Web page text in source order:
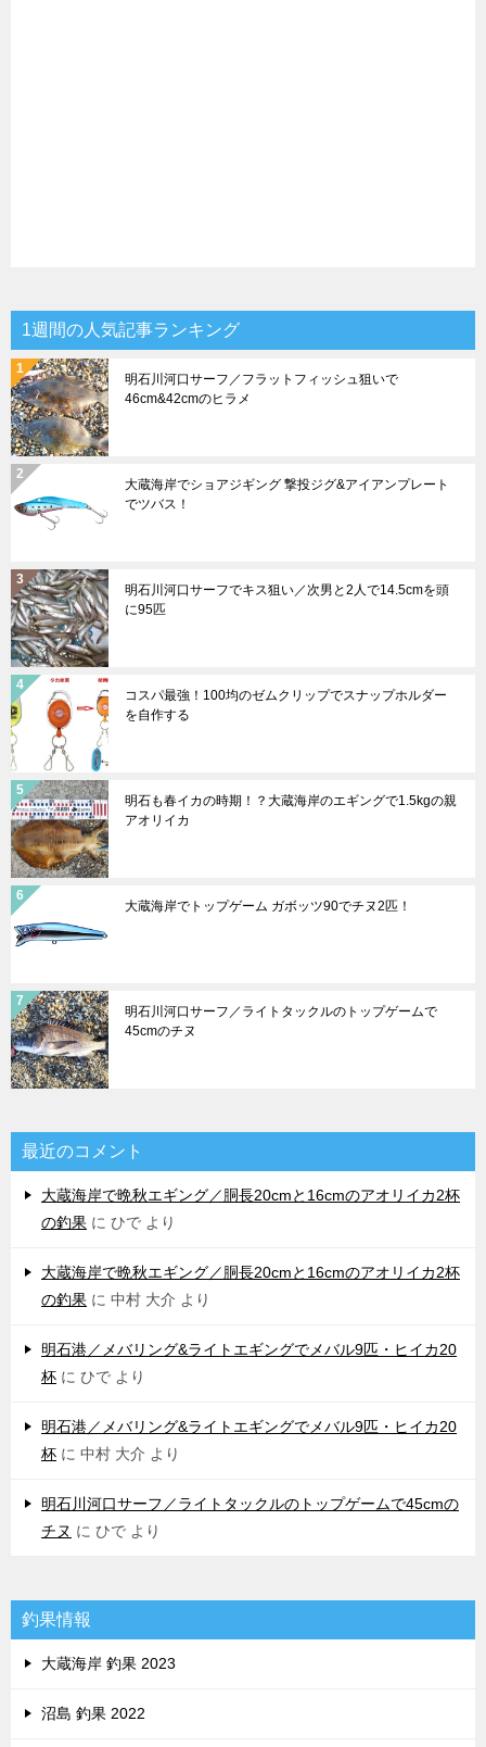
1週間の人気記事ランキング
明石川河口サーフ／フラットフィッシュ狙いで
46cm&42cmのヒラメ
大蔵海岸でショアジギング 撃投ジグ&アイアンプレート
でツバス！
明石川河口サーフでキス狙い／次男と2人で14.5cmを頭
に95匹
コスパ最強！100均のゼムクリップでスナップホルダー
を自作する
明石も春イカの時期！？大蔵海岸のエギングで1.5kgの親
アオリイカ
大蔵海岸でトップゲーム ガボッツ90でチヌ2匹！
明石川河口サーフ／ライトタックルのトップゲームで
45cmのチヌ
最近のコメント
大蔵海岸で晩秋エギング／胴長20cmと16cmのアオリイカ2杯
の釣果 に ひで より
大蔵海岸で晩秋エギング／胴長20cmと16cmのアオリイカ2杯
の釣果 に 中村 大介 より
明石港／メバリング&ライトエギングでメバル9匹・ヒイカ20
杯 に ひで より
明石港／メバリング&ライトエギングでメバル9匹・ヒイカ20
杯 に 中村 大介 より
明石川河口サーフ／ライトタックルのトップゲームで45cmの
チヌ に ひで より
釣果情報
大蔵海岸 釣果 2023
沼島 釣果 2022